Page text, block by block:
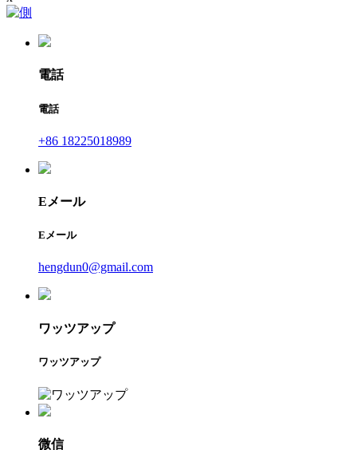
電話
電話
+86 18225018989
Eメール
Eメール
hengdun0@gmail.com
ワッツアップ
ワッツアップ
微信